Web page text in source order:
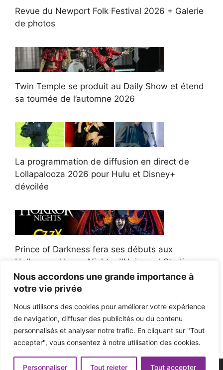
Nous accordons une grande importance à
votre vie privée
Nous utilisons des cookies pour améliorer votre expérience
de navigation, diffuser des publicités ou du contenu
personnalisés et analyser notre trafic. En cliquant sur "Tout
accepter", vous consentez à notre utilisation des cookies.
Personnaliser Tout rejeter Tout accepter
Revue du Newport Folk Festival 2026 + Galerie
de photos
Twin Temple se produit au Daily Show et étend
sa tournée de l’automne 2026
La programmation de diffusion en direct de
Lollapalooza 2026 pour Hulu et Disney+
dévoilée
Prince of Darkness fera ses débuts aux
Halloween Horror Nights d'Universal Studios
Afroman poursuit un policier de l'Ohio après la
victoire du jury en diffamation